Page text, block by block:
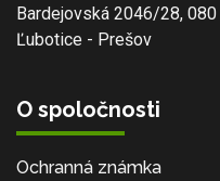
Bardejovská 2046/28, 080
Ľubotice - Prešov
O spoločnosti
Ochranná známka